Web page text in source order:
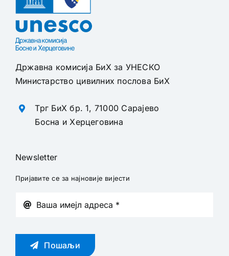
Државна комисија БиХ за УНЕСКО
Министарство цивилних послова БиХ
Трг БиХ бр. 1, 71000 Сарајево
Босна и Херцеговина
Newsletter
Пријавите се за најновије вијести
Пошаљи